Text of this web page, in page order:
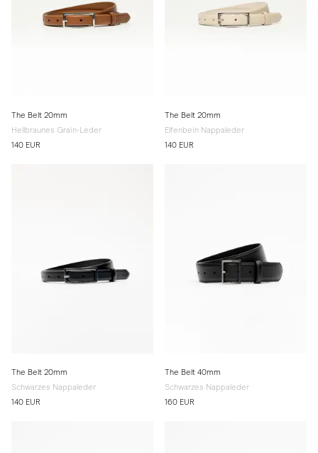
The Belt 20mm
Hellbraunes Grain-Leder
140 EUR
The Belt 20mm
Elfenbein Nappaleder
140 EUR
The Belt 20mm
Schwarzes Nappaleder
140 EUR
The Belt 40mm
Schwarzes Nappaleder
160 EUR